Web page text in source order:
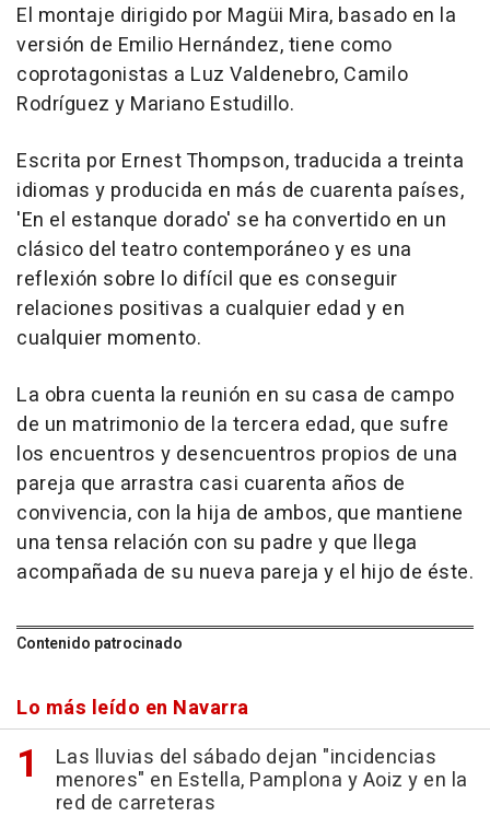
El montaje dirigido por Magüi Mira, basado en la
versión de Emilio Hernández, tiene como
coprotagonistas a Luz Valdenebro, Camilo
Rodríguez y Mariano Estudillo.
Escrita por Ernest Thompson, traducida a treinta
idiomas y producida en más de cuarenta países,
'En el estanque dorado' se ha convertido en un
clásico del teatro contemporáneo y es una
reflexión sobre lo difícil que es conseguir
relaciones positivas a cualquier edad y en
cualquier momento.
La obra cuenta la reunión en su casa de campo
de un matrimonio de la tercera edad, que sufre
los encuentros y desencuentros propios de una
pareja que arrastra casi cuarenta años de
convivencia, con la hija de ambos, que mantiene
una tensa relación con su padre y que llega
acompañada de su nueva pareja y el hijo de éste.
Contenido patrocinado
Lo más leído en Navarra
Las lluvias del sábado dejan "incidencias
menores" en Estella, Pamplona y Aoiz y en la
red de carreteras